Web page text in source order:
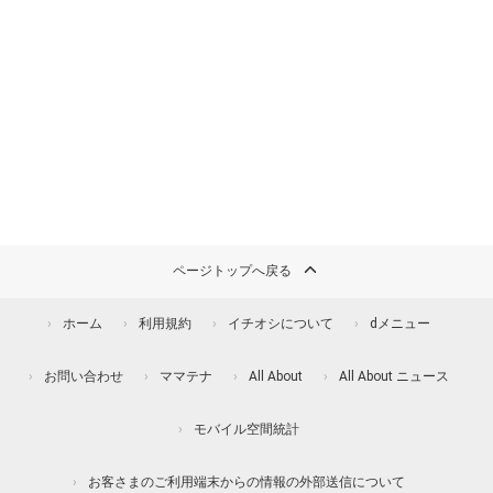
ページトップへ戻る
ホーム 利用規約 イチオシについて dメニュー
お問い合わせ ママテナ All About All About ニュース
モバイル空間統計
お客さまのご利用端末からの情報の外部送信について